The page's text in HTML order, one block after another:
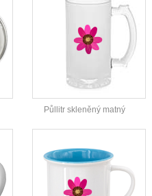
Půllitr skleněný matný